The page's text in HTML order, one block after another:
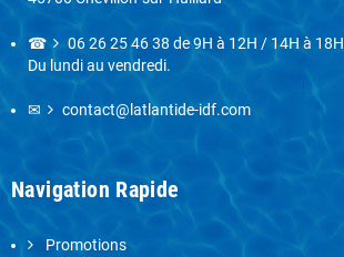
☎ 06 26 25 46 38 de 9H à 12H / 14H à 18H
Du lundi au vendredi.
✉ contact@latlantide-idf.com
Navigation Rapide
Promotions